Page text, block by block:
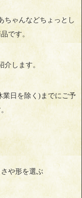
ちゃんなどちょっとし
です。
します。
業日を除く)までにご予
や形を選ぶ